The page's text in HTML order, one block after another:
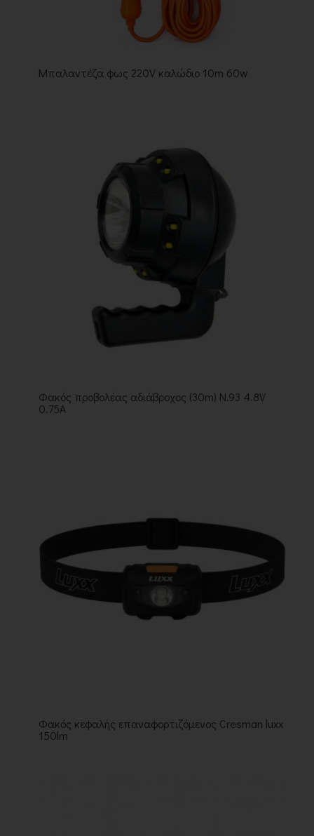
Μπαλαντέζα φως 220V καλώδιο 10m 60w
Φακός προβολέας αδιάβροχος (30m) Ν.93 4.8V
0.75A
Φακός κεφαλής επαναφορτιζόμενος Cresman luxx
150lm